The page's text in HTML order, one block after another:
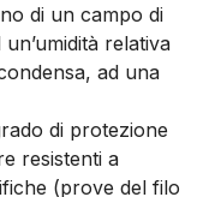
di un campo di
relativa
ad una
di protezione
resistenti a
(prove del filo